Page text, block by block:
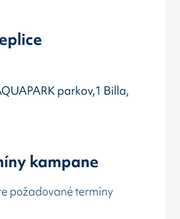
parkov,1 Billa,
kampane
požadované termíny